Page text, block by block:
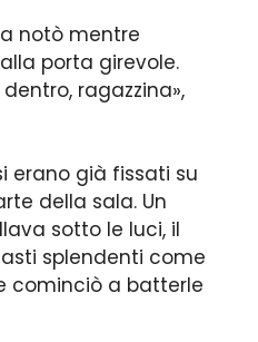
notò mentre
porta girevole.
ragazzina»,
erano già fissati su
della sala. Un
sotto le luci, il
splendenti come
cominciò a batterle